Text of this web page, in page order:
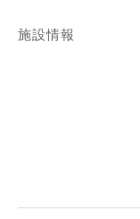
施設情報